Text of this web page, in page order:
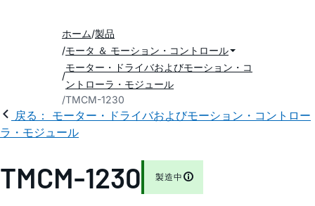
ホーム 製品
モータ ＆ モーション・コントロール
モーター・ドライバおよびモーション・コ
ントローラ・モジュール
TMCM-1230
戻る： モーター・ドライバおよびモーション・コントロー
ラ・モジュール
TMCM-1230 製造中